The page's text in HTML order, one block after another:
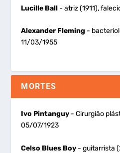
Lucille Ball - atriz (1911),
Alexander Fleming -
11/03/1955
MORTES
Ivo Pintanguy - Cirurgião
05/07/1923
Celso Blues Boy - guitarrista